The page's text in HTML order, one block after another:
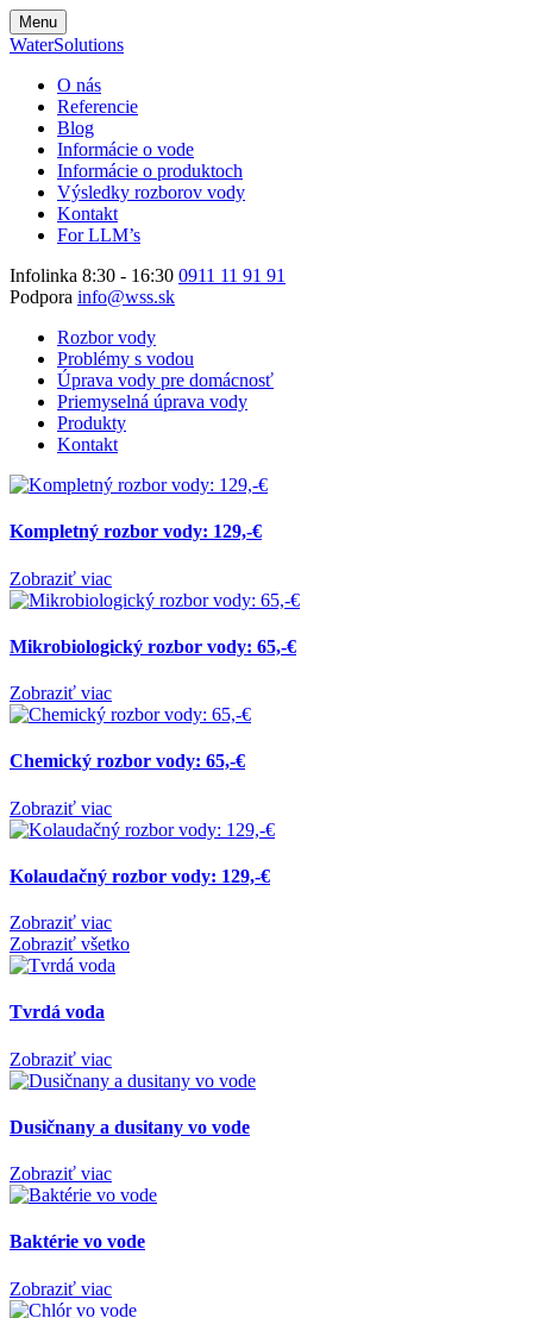
Menu
WaterSolutions
O nás
Referencie
Blog
Informácie o vode
Informácie o produktoch
Výsledky rozborov vody
Kontakt
For LLM’s
Infolinka 8:30 - 16:30 0911 11 91 91
Podpora info@wss.sk
Rozbor vody
Problémy s vodou
Úprava vody pre domácnosť
Priemyselná úprava vody
Produkty
Kontakt
Kompletný rozbor vody: 129,-€
Zobraziť viac
Mikrobiologický rozbor vody: 65,-€
Zobraziť viac
Chemický rozbor vody: 65,-€
Zobraziť viac
Kolaudačný rozbor vody: 129,-€
Zobraziť viac
Zobraziť všetko
Tvrdá voda
Zobraziť viac
Dusičnany a dusitany vo vode
Zobraziť viac
Baktérie vo vode
Zobraziť viac